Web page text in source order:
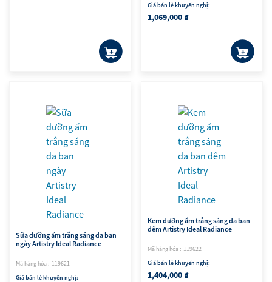
Giá bán lẻ khuyến nghị:
1,069,000 ₫
Sữa dưỡng ẩm trắng sáng da ban
ngày Artistry Ideal Radiance
Mã hàng hóa : 119621
Giá bán lẻ khuyến nghị:
Kem dưỡng ẩm trắng sáng da ban
đêm Artistry Ideal Radiance
Mã hàng hóa : 119622
Giá bán lẻ khuyến nghị:
1,404,000 ₫